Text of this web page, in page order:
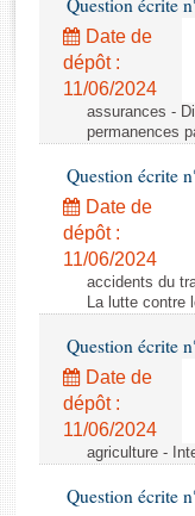
Rapports
Rapports législatifs
Rapports sur
Baromètre de
Budget et sécurité
Questions écrites
Comptes rendus
Question écrite
Date de
dépôt :
11/06/2024
assurances -
permanences
Question écrite
Date de
dépôt :
11/06/2024
accidents du
La lutte contre
Question écrite
Date de
dépôt :
11/06/2024
agriculture -
Question écrite